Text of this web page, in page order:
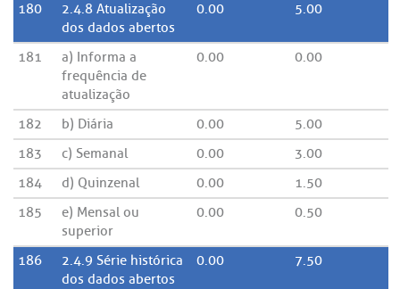
180
2.4.8 Atualização
dos dados abertos
0.00 5.00
181
a) Informa a
frequência de
atualização
0.00 0.00
182 b) Diária 0.00
5.00
183
c) Semanal 0.00
3.00
184
d) Quinzenal 0.00
1.50
185
e) Mensal ou
superior
0.00 0.50
186
2.4.9 Série histórica
dos dados abertos
0.00 7.50